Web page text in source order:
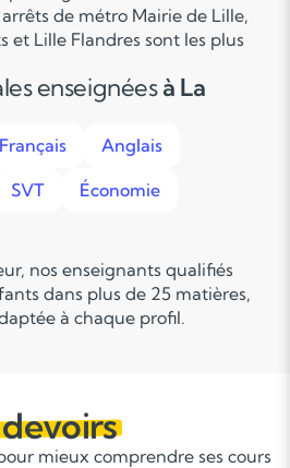
de métro Mairie de Lille,
et Lille Flandres sont les plus
enseignéesà La
Français Anglais
SVT Économie
nos enseignants qualifiés
dans plus de 25 matières,
à chaque profil.
mieux comprendre ses cours